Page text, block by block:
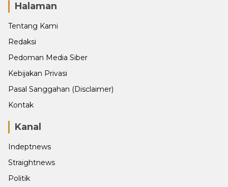
Halaman
Tentang Kami
Redaksi
Pedoman Media Siber
Kebijakan Privasi
Pasal Sanggahan (Disclaimer)
Kontak
Kanal
Indeptnews
Straightnews
Politik